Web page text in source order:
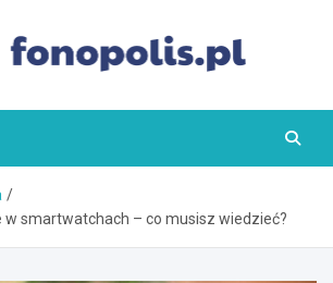
w smartwatchach – co musisz wiedzieć?